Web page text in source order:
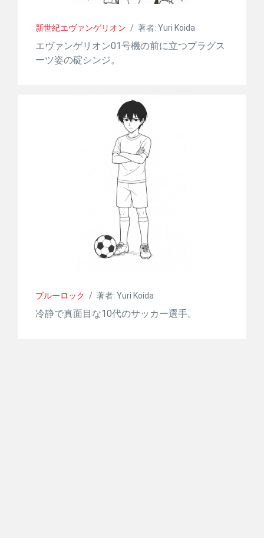
新世紀エヴァンゲリオン / 著者: Yuri Koida
エヴァンゲリオン01号機の前に立つプラグス
ーツ姿の碇シンジ。
ブルーロック / 著者: Yuri Koida
冷静で真面目な10代のサッカー選手。